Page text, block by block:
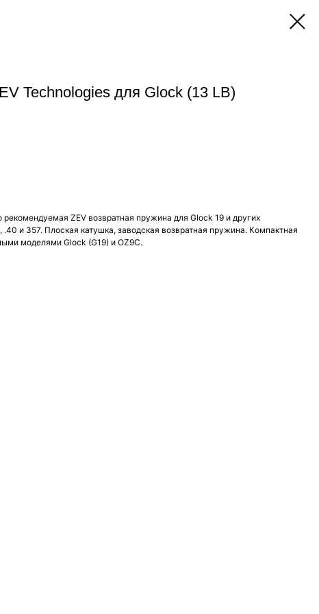
Technologies для Glock (13 LB)
ZEV возвратная пружина для Glock 19 и других
и 357. Плоская катушка, заводская возвратная пружина. Компактная
моделями Glock (G19) и OZ9C.